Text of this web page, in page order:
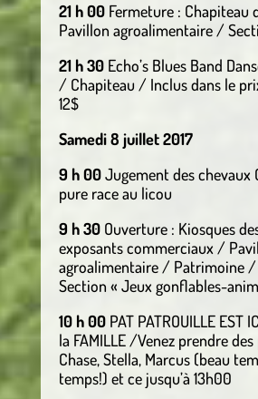
21 h 00Fermeture : Chapiteau
Pavillon agroalimentaire /
21 h 30Echo’s Blues Band
/ Chapiteau / Inclus dans le
12$
Samedi 8 juillet 2017
9 h 00Jugement des chevaux
pure race au licou
9 h 30Ouverture : Kiosques
exposants commerciaux /
agroalimentaire / Patrimoine
Section « Jeux gonflables-
10 h 00PAT PATROUILLE EST
la FAMILLE /Venez prendre
Chase, Stella, Marcus (beau
temps!) et ce jusqu’à 13h00